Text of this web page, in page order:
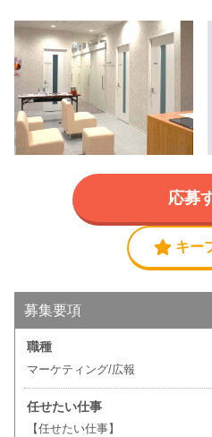
キー
応募
募集要項
職種
マーケティング/広報
任せたい仕事
【任せたい仕事】